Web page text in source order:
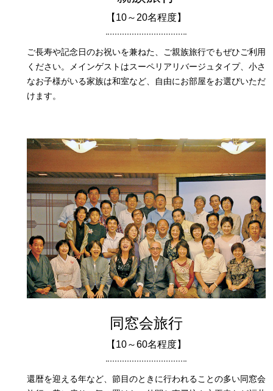
【10～20名程度】
ご長寿や記念日のお祝いを兼ねた、ご親族旅行でもぜひご利用
ください。メインゲストはスーペリアリバージュタイプ、小さ
なお子様がいる家族は和室など、自由にお部屋をお選びいただ
けます。
同窓会旅行
【10～60名程度】
還暦を迎える年など、節目のときに行われることの多い同窓会